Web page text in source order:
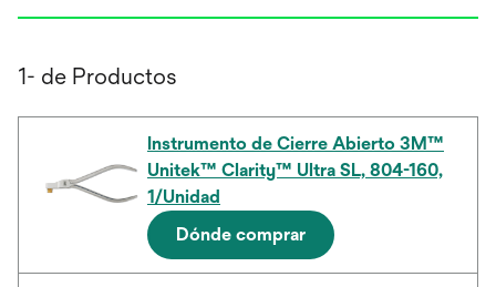
1- de Productos
Instrumento de Cierre Abierto 3M™
Unitek™ Clarity™ Ultra SL, 804-160,
1/Unidad
Dónde comprar